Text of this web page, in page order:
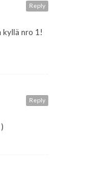
Reply
kyllä nro 1!
Reply